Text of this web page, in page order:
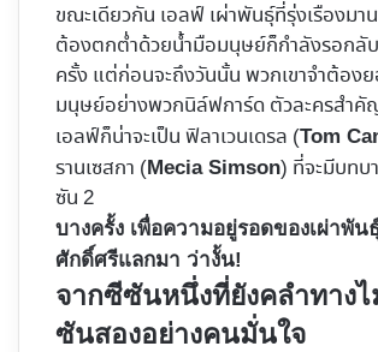
ขณะเดียวกัน เอลฟ์ เผ่าพันธุ์ที่รุ่งเรืองม
ต้องตกต่ำด้วยน้ำมือมนุษย์ก็กำลังรอกลั
ครั้ง แต่ก่อนจะถึงวันนั้น พวกเขาจำต้อง
มนุษย์อย่างพวกนิล์ฟการ์ด ตัวละครสำคั
เอลฟ์ก็น่าจะเป็น ฟิลาเวนเดรล (Tom
รานเซสกา (Mecia Simson) ที่จะมีบทบ
ซัน 2
บางครั้ง เพื่อความอยู่รอดของเผ่าพัน
ศักดิ์ศรีแลกมา ว่างั้น!
จากซีซันหนึ่งที่ยังคลำทาง
ซันสองอย่างคนมั่นใจ